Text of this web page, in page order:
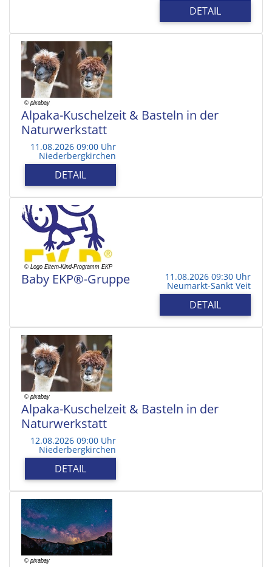
DETAIL
Alpaka-Kuschelzeit & Basteln in der
Naturwerkstatt
11.08.2026 09:00 Uhr
Niederbergkirchen
DETAIL
Baby EKP®-Gruppe 11.08.2026 09:30 Uhr
Neumarkt-Sankt Veit
DETAIL
Alpaka-Kuschelzeit & Basteln in der
Naturwerkstatt
12.08.2026 09:00 Uhr
Niederbergkirchen
DETAIL